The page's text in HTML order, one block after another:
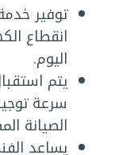
توفير
انقطاع
اليوم.
يتم
سرعة
الصيانة
يساعد